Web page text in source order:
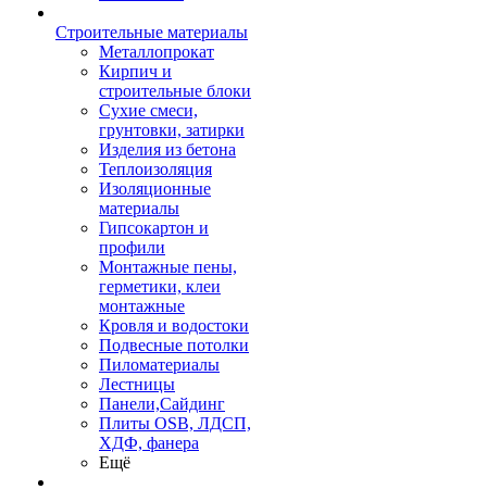
Строительные материалы
Металлопрокат
Кирпич и
строительные блоки
Сухие смеси,
грунтовки, затирки
Изделия из бетона
Теплоизоляция
Изоляционные
материалы
Гипсокартон и
профили
Монтажные пены,
герметики, клеи
монтажные
Кровля и водостоки
Подвесные потолки
Пиломатериалы
Лестницы
Панели,Сайдинг
Плиты OSB, ЛДСП,
ХДФ, фанера
Ещё